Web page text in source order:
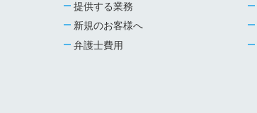
提供する業務
新規のお客様へ
弁護士費用